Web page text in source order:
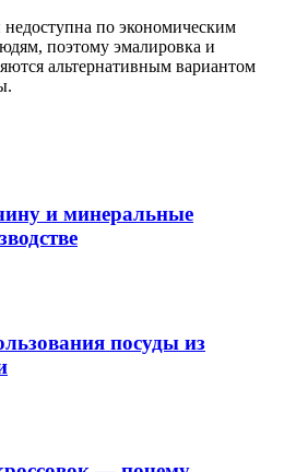
по экономическим
поэтому эмалировка и
альтернативным вариантом
и минеральные
посуды из